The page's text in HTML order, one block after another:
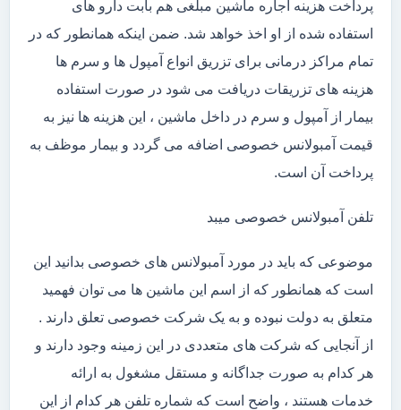
پرداخت هزینه اجاره ماشین مبلغی هم بابت دارو های
استفاده شده از او اخذ خواهد شد. ضمن اینکه همانطور که در
تمام مراکز درمانی برای تزریق انواع آمپول ها و سرم ها
هزینه های تزریقات دریافت می شود در صورت استفاده
بیمار از آمپول و سرم در داخل ماشین ، این هزینه ها نیز به
قیمت آمبولانس خصوصی اضافه می گردد و بیمار موظف به
پرداخت آن است.
تلفن آمبولانس خصوصی میبد
موضوعی که باید در مورد آمبولانس های خصوصی بدانید این
است که همانطور که از اسم این ماشین ها می توان فهمید
متعلق به دولت نبوده و به یک شرکت خصوصی تعلق دارند .
از آنجایی که شرکت های متعددی در این زمینه وجود دارند و
هر کدام به صورت جداگانه و مستقل مشغول به ارائه
خدمات هستند ، واضح است که شماره تلفن هر کدام از این